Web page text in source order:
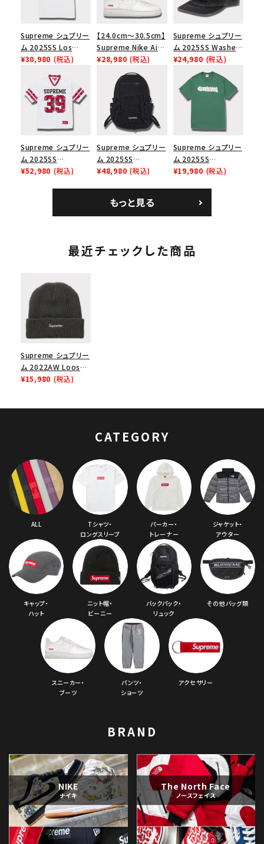
Supreme シュプリー
ム 2025SS Los
Angeles Fire Relief
イヤーリリーフボック
スロゴTシャツ ホワ
イト 白
¥30,980 (税込)
【24.0cm～30.5cm】
Supreme Nike Air
Force 1 Low シュプ
リーム ナイキエアフォ
ース１スニーカー シ
ューズ ホワイト
¥28,980 (税込)
Supreme シュプリー
ム 2025SS Washed
Chino Twill Camp
Cap ウォッシュチノツ
イルキャンプキャップ
ブラック 黒
¥24,980 (税込)
Supreme シュプリー
ム 2025SS
Bandana Football
¥52,980 (税込)
Supreme シュプリー
ム 2025SS
Backpack バックパッ
¥48,980 (税込)
Supreme シュプリー
ム 2025SS
Homerun Tee ホー
¥19,980 (税込)
もっと見る
最近チェックした商品
Supreme シュプリー
ム 2022AW Loose
Gauge Beanie ルー
¥15,980 (税込)
CATEGORY
ALL
Tシャツ・
ロングスリーブ
パーカー・
トレーナー
ジャケット・
アウター
キャップ・
ハット
ニット帽・
ビーニー
バックパック・
リュック
その他バッグ類
スニーカー・
ブーツ
パンツ・
ショーツ
アクセサリー
BRAND
NIKE
ナイキ
The North Face
ノースフェイス